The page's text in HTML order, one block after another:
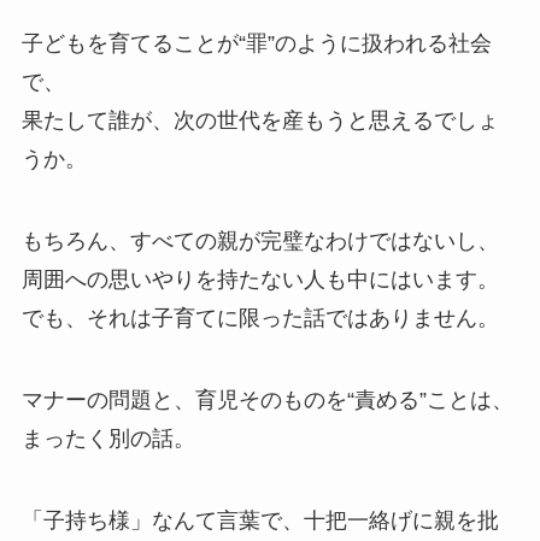
子どもを育てることが“罪”のように扱われる社会
で、
果たして誰が、次の世代を産もうと思えるでしょ
うか。
もちろん、すべての親が完璧なわけではないし、
周囲への思いやりを持たない人も中にはいます。
でも、それは子育てに限った話ではありません。
マナーの問題と、育児そのものを“責める”ことは、
まったく別の話。
「子持ち様」なんて言葉で、十把一絡げに親を批